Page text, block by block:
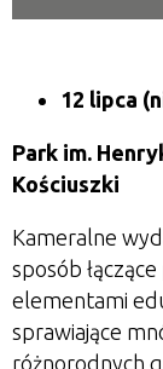
12 lipca
Park im.
Kościuszki
Kameralne
sposób
elementami
sprawiające
różnorodnych